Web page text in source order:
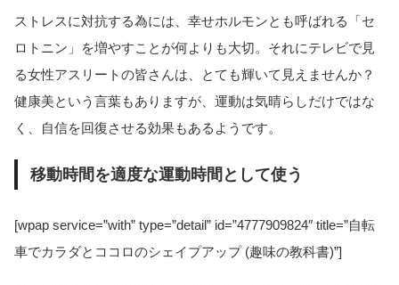
ストレスに対抗する為には、幸せホルモンとも呼ばれる「セ
ロトニン」を増やすことが何よりも大切。それにテレビで見
る女性アスリートの皆さんは、とても輝いて見えませんか？
健康美という言葉もありますが、運動は気晴らしだけではな
く、自信を回復させる効果もあるようです。
移動時間を適度な運動時間として使う
[wpap service=”with” type=”detail” id=”4777909824″ title=”自転
車でカラダとココロのシェイプアップ (趣味の教科書)”]